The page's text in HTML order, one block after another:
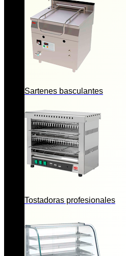
Sartenes basculantes
Tostadoras profesionales